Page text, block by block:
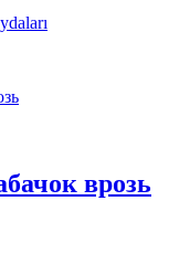
врозь